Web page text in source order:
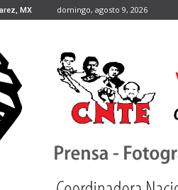
MX domingo, agosto 9, 2026